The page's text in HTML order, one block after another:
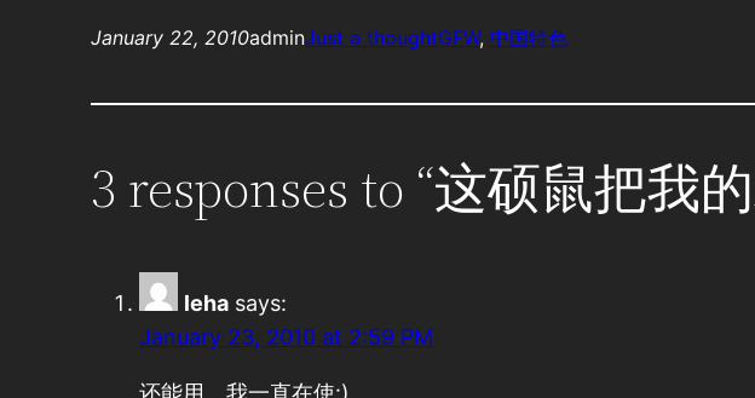
January 22, 2010adminJust a thoughtGFW, 中国特色
3 responses to “这硕鼠把我
leha says:
January 23, 2010 at 2:59 PM
还能用。我一直在使:)